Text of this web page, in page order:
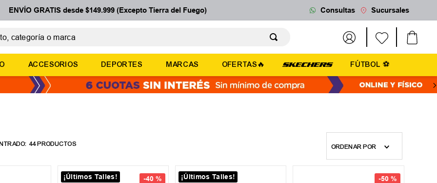
ENVÍO GRATIS desde $149.999 (Excepto Tierra del Fuego) Consultas Sucursales
ACCESORIOS DEPORTES MARCAS OFERTAS🔥 FÚTBOL ⚽
44PRODUCTOS ORDENAR POR
-40 %
¡Últimos Talles! ¡Últimos Talles! -50 %
MÁS BUSCADOS
zapatillas
zapatillas adidas